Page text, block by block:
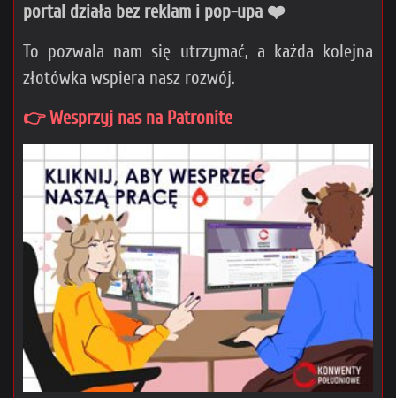
portal działa bez reklam i pop-upa ❤️
To pozwala nam się utrzymać, a każda kolejna
złotówka wspiera nasz rozwój.
👉 Wesprzyj nas na Patronite